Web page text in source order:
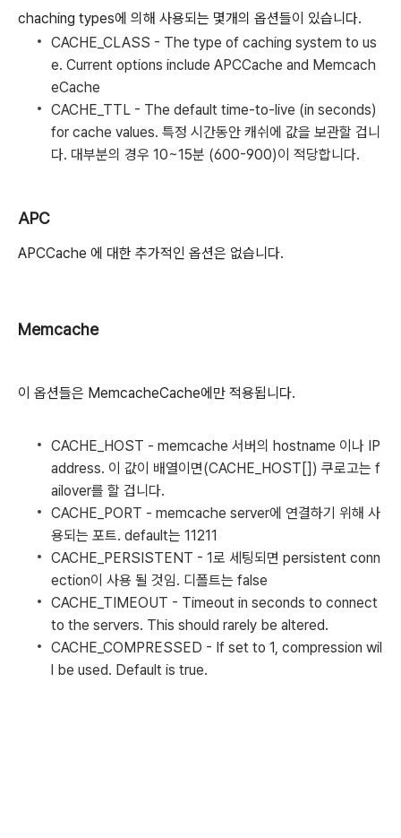
chaching types에 의해 사용되는 몇개의 옵션들이 있습니다.
CACHE_CLASS - The type of caching system to us
e. Current options include APCCache and Memcach
eCache
CACHE_TTL - The default time-to-live (in seconds)
for cache values. 특정 시간동안 캐쉬에 값을 보관할 겁니
다. 대부분의 경우 10~15분 (600-900)이 적당합니다.
APC
APCCache 에 대한 추가적인 옵션은 없습니다.
Memcache
이 옵션들은 MemcacheCache에만 적용됩니다.
CACHE_HOST - memcache 서버의 hostname 이나 IP
address. 이 값이 배열이면(CACHE_HOST[]) 쿠로고는 f
ailover를 할 겁니다.
CACHE_PORT - memcache server에 연결하기 위해 사
용되는 포트. default는 11211
CACHE_PERSISTENT - 1로 세팅되면 persistent conn
ection이 사용 될 것임. 디폴트는 false
CACHE_TIMEOUT - Timeout in seconds to connect
to the servers. This should rarely be altered.
CACHE_COMPRESSED - If set to 1, compression wil
l be used. Default is true.